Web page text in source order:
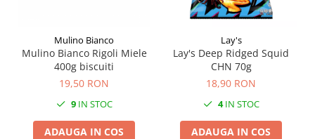
Mulino Bianco
Mulino Bianco Rigoli Miele
400g biscuiti
19,50 RON
9IN STOC
ADAUGA IN COS
Lay's
Lay's Deep Ridged Squid
CHN 70g
18,90 RON
4IN STOC
ADAUGA IN COS